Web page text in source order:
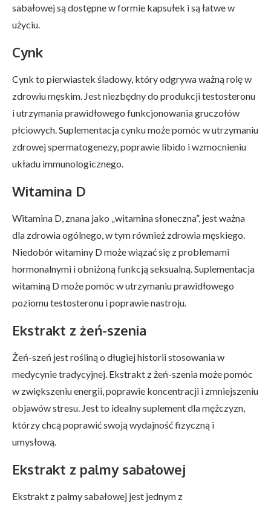
sabałowej są dostępne w formie kapsułek i są łatwe w
użyciu.
Cynk
Cynk to pierwiastek śladowy, który odgrywa ważną rolę w
zdrowiu męskim. Jest niezbędny do produkcji testosteronu
i utrzymania prawidłowego funkcjonowania gruczołów
płciowych. Suplementacja cynku może pomóc w utrzymaniu
zdrowej spermatogenezy, poprawie libido i wzmocnieniu
układu immunologicznego.
Witamina D
Witamina D, znana jako „witamina słoneczna”, jest ważna
dla zdrowia ogólnego, w tym również zdrowia męskiego.
Niedobór witaminy D może wiązać się z problemami
hormonalnymi i obniżoną funkcją seksualną. Suplementacja
witaminą D może pomóc w utrzymaniu prawidłowego
poziomu testosteronu i poprawie nastroju.
Ekstrakt z żeń-szenia
Żeń-szeń jest rośliną o długiej historii stosowania w
medycynie tradycyjnej. Ekstrakt z żeń-szenia może pomóc
w zwiększeniu energii, poprawie koncentracji i zmniejszeniu
objawów stresu. Jest to idealny suplement dla mężczyzn,
którzy chcą poprawić swoją wydajność fizyczną i
umysłową.
Ekstrakt z palmy sabałowej
Ekstrakt z palmy sabałowej jest jednym z